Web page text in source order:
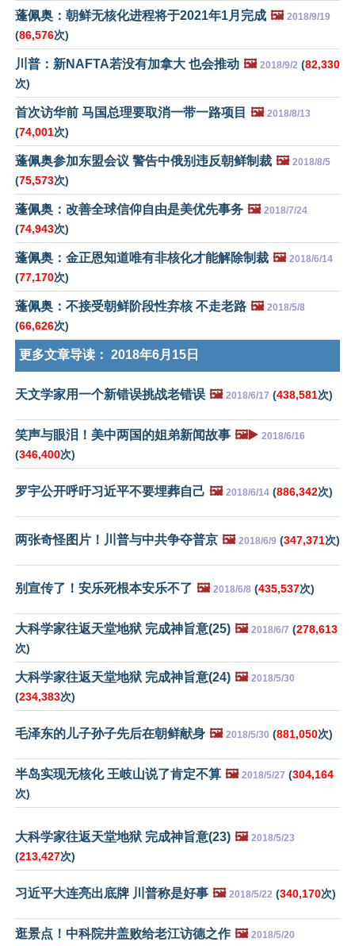
蓬佩奥：朝鲜无核化进程将于2021年1月完成 🖼️ 2018/9/19
(86,576次)
川普：新NAFTA若没有加拿大 也会推动 🖼️ 2018/9/2 (82,330
次)
首次访华前 马国总理要取消一带一路项目 🖼️ 2018/8/13
(74,001次)
蓬佩奥参加东盟会议 警告中俄别违反朝鲜制裁 🖼️ 2018/8/5
(75,573次)
蓬佩奥：改善全球信仰自由是美优先事务 🖼️ 2018/7/24
(74,943次)
蓬佩奥：金正恩知道唯有非核化才能解除制裁 🖼️ 2018/6/14
(77,170次)
蓬佩奥：不接受朝鲜阶段性弃核 不走老路 🖼️ 2018/5/8
(66,626次)
更多文章导读： 2018年6月15日
天文学家用一个新错误挑战老错误 🖼️ 2018/6/17 (438,581次)
笑声与眼泪！美中两国的姐弟新闻故事 🖼️▶️ 2018/6/16
(346,400次)
罗宇公开呼吁习近平不要埋葬自己 🖼️ 2018/6/14 (886,342次)
两张奇怪图片！川普与中共争夺普京 🖼️ 2018/6/9 (347,371次)
别宣传了！安乐死根本安乐不了 🖼️ 2018/6/8 (435,537次)
大科学家往返天堂地狱 完成神旨意(25) 🖼️ 2018/6/7 (278,613
次)
大科学家往返天堂地狱 完成神旨意(24) 🖼️ 2018/5/30
(234,383次)
毛泽东的儿子孙子先后在朝鲜献身 🖼️ 2018/5/30 (881,050次)
半岛实现无核化 王岐山说了肯定不算 🖼️ 2018/5/27 (304,164
次)
大科学家往返天堂地狱 完成神旨意(23) 🖼️ 2018/5/23
(213,427次)
习近平大连亮出底牌 川普称是好事 🖼️ 2018/5/22 (340,170次)
逛景点！中科院井盖败给老江访德之作 🖼️ 2018/5/20